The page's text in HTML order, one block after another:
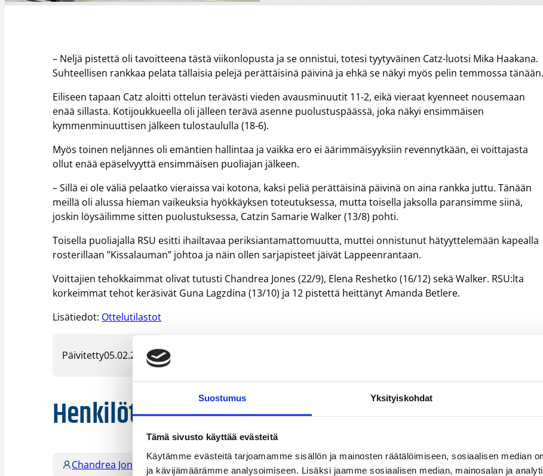
Suostumus Yksityiskohdat
Tämä sivusto käyttää evästeitä
Käytämme evästeitä tarjoamamme sisällön ja mainosten räätälöimiseen, sosiaalisen median
ja kävijämäärämme analysoimiseen. Lisäksi jaamme sosiaalisen median, mainosalan ja
– Neljä pistettä oli tavoitteena tästä viikonlopusta ja se onnistui, totesi tyytyväinen Catz-luotsi Mika Haakana.
Suhteellisen rankkaa pelata tällaisia pelejä perättäisinä päivinä ja ehkä se näkyi myös pelin temmossa tänään.
Eiliseen tapaan Catz aloitti ottelun terävästi vieden avausminuutit 11-2, eikä vieraat kyenneet nousemaan
enää sillasta. Kotijoukkueella oli jälleen terävä asenne puolustuspäässä, joka näkyi ensimmäisen
kymmenminuuttisen jälkeen tulostaululla (18-6).
Myös toinen neljännes oli emäntien hallintaa ja vaikka ero ei äärimmäisyyksiin revennytkään, ei voittajasta
ollut enää epäselvyyttä ensimmäisen puoliajan jälkeen.
– Sillä ei ole väliä pelaatko vieraissa vai kotona, kaksi peliä perättäisinä päivinä on aina rankka juttu. Tänään
meillä oli alussa hieman vaikeuksia hyökkäyksen toteutuksessa, mutta toisella jaksolla paransimme siinä,
joskin löysäilimme sitten puolustuksessa, Catzin Samarie Walker (13/8) pohti.
Toisella puoliajalla RSU esitti ihailtavaa periksiantamattomuutta, muttei onnistunut hätyyttelemään kapealla
rosterillaan ”Kissalauman” johtoa ja näin ollen sarjapisteet jäivät Lappeenrantaan.
Voittajien tehokkaimmat olivat tutusti Chandrea Jones (22/9), Elena Reshetko (16/12) sekä Walker. RSU:lta
korkeimmat tehot keräsivät Guna Lagzdina (13/10) ja 12 pistettä heittänyt Amanda Betlere.
Lisätiedot: Ottelutilastot
Päivitetty05.02.2017
Henkilöt
Chandrea Jones Ei Ole Elena Melto Mika Haakana Samarie Walker